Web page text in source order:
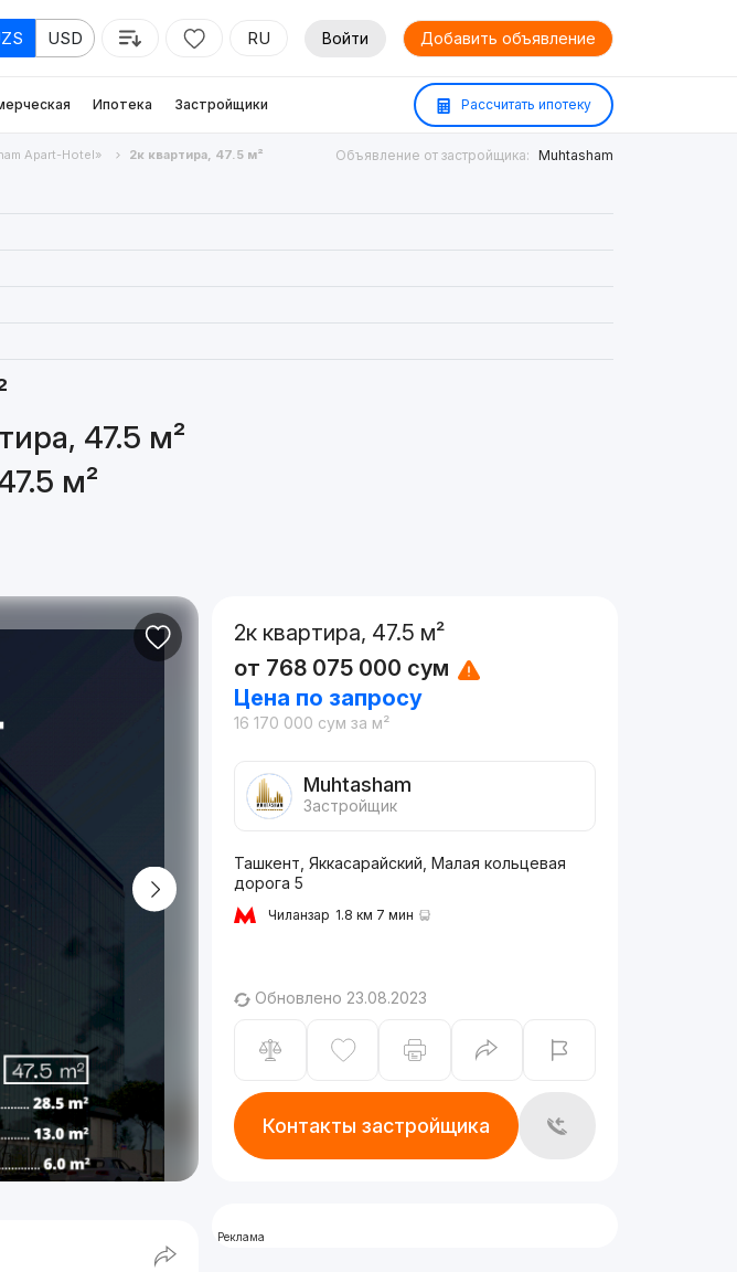
USD RU Войти Добавить объявление
Ипотека Застройщики Рассчитать ипотеку
Apart-Hotel» 2к квартира, 47.5 м² Объявление от застройщика: Muhtasham
47.5 м²
м²
2к квартира, 47.5 м²
от 768 075 000 сум
Цена по запросу
16 170 000 сум за м²
Muhtasham
Застройщик
Ташкент, Яккасарайский, Малая кольцевая
дорога 5
Чиланзар 1.8 км 7 мин
Обновлено 23.08.2023
Контакты застройщика
Реклама